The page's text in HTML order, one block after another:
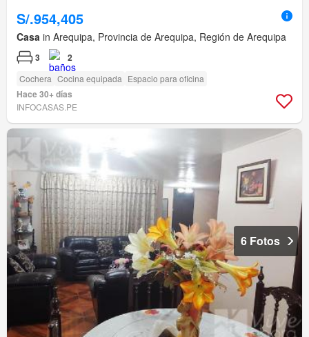
S/.954,405
Casa in Arequipa, Provincia de Arequipa, Región de Arequipa
3 2
Cochera Cocina equipada Espacio para oficina
Hace 30+ días
INFOCASAS.PE
6 Fotos